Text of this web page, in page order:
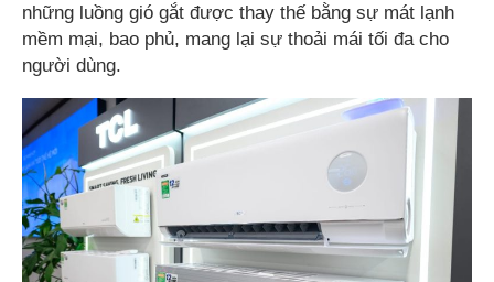
những luồng gió gắt được thay thế bằng sự mát lạnh
mềm mại, bao phủ, mang lại sự thoải mái tối đa cho
người dùng.